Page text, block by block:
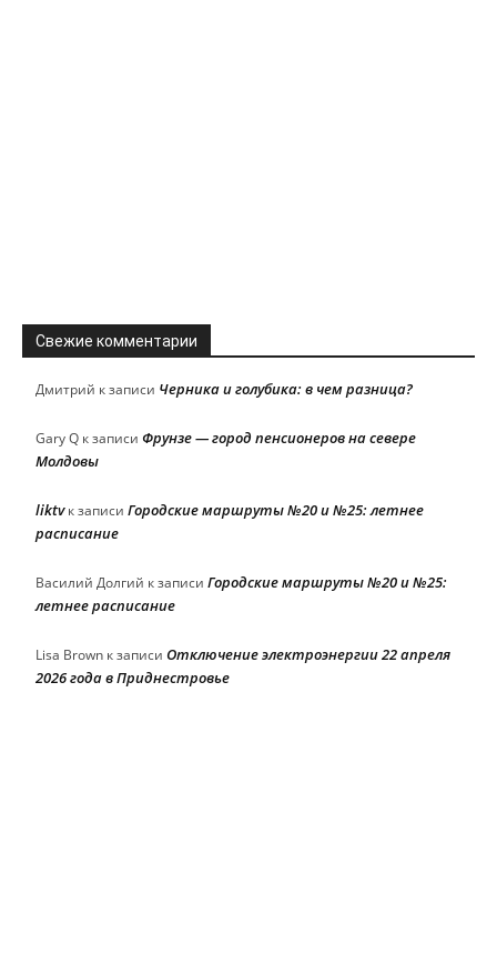
Свежие комментарии
Дмитрий к записи Черника и голубика: в чем разница?
Gary Q к записи Фрунзе — город пенсионеров на севере
Молдовы
liktvк записи Городские маршруты №20 и №25: летнее
расписание
Василий Долгий к записи Городские маршруты №20 и №25:
летнее расписание
Lisa Brown к записи Отключение электроэнергии 22 апреля
2026 года в Приднестровье